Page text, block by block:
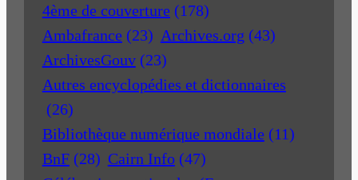
4ème de couverture (178)
Ambafrance (23) Archives.org (43)
ArchivesGouv (23)
Autres encyclopédies et dictionnaires
(26)
Bibliothèque numérique mondiale (11)
BnF (28) Cairn Info (47)